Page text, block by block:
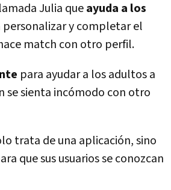
Julia queayuda a los
personalizar y completar el
match con otro perfil.
para ayudar a los adultos a
se sienta incómodo con otro
trata de una aplicación, sino
que sus usuarios se conozcan